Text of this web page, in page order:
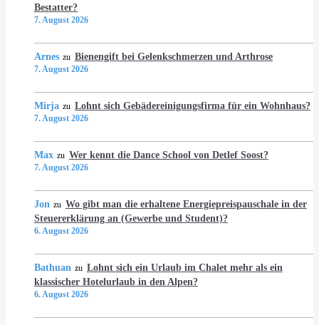
Bestatter?
7. August 2026
Arnes zu Bienengift bei Gelenkschmerzen und Arthrose
7. August 2026
Mirja zu Lohnt sich Gebädereinigungsfirma für ein Wohnhaus?
7. August 2026
Max zu Wer kennt die Dance School von Detlef Soost?
7. August 2026
Jon zu Wo gibt man die erhaltene Energiepreispauschale in der
Steuererklärung an (Gewerbe und Student)?
6. August 2026
Bathuan zu Lohnt sich ein Urlaub im Chalet mehr als ein
klassischer Hotelurlaub in den Alpen?
6. August 2026